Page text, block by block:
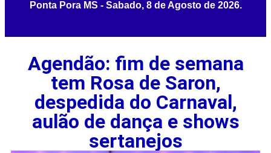
Agendão: fim de semana
tem Rosa de Saron,
despedida do Carnaval,
aulão de dança e shows
sertanejos